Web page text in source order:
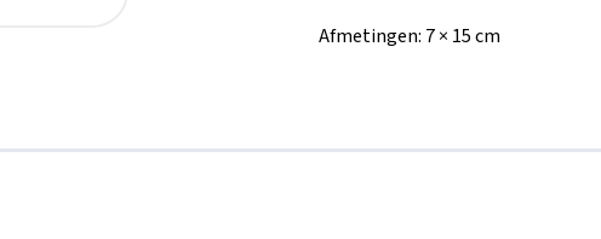
Afmetingen: 7 × 15 cm